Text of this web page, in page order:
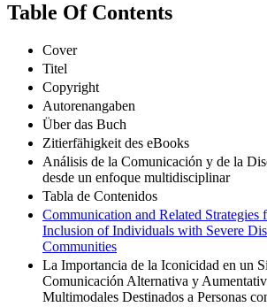
Table Of Contents
Cover
Titel
Copyright
Autorenangaben
Über das Buch
Zitierfähigkeit des eBooks
Análisis de la Comunicación y de la
desde un enfoque multidisciplinar
Tabla de Contenidos
Communication and Related Strategies
Inclusion of Individuals with Severe
Communities
La Importancia de la Iconicidad en un
Comunicación Alternativa y
Multimodales Destinados a Personas